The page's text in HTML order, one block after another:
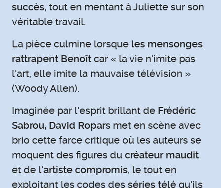
succès, tout en mentant à Juliette sur son
véritable travail.
La pièce culmine lorsque les mensonges
rattrapent Benoît car « la vie n'imite pas
l'art, elle imite la mauvaise télévision »
(Woody Allen).
Imaginée par l'esprit brillant de Frédéric
Sabrou, David Ropars met en scène avec
brio cette farce critique où les auteurs se
moquent des figures du créateur maudit
et de l'artiste compromis, le tout en
exploitant les codes des séries télé qu'ils